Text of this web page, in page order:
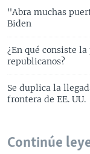
"Abra muchas
Biden
¿En qué consiste
republicanos?
Se duplica la
frontera de EE. UU.
Continúe